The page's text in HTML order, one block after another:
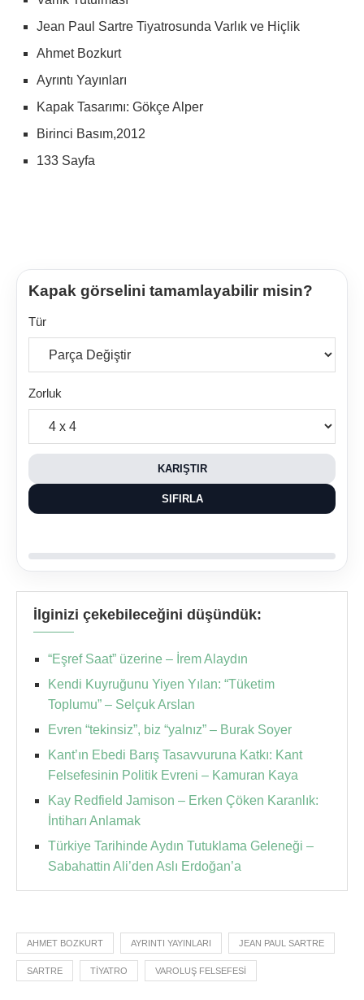
Jean Paul Sartre Tiyatrosunda Varlık ve Hiçlik
Ahmet Bozkurt
Ayrıntı Yayınları
Kapak Tasarımı: Gökçe Alper
Birinci Basım,2012
133 Sayfa
Kapak görselini tamamlayabilir misin?
Tür
Zorluk
KARIŞTIR
SIFIRLA
İlginizi çekebileceğini düşündük:
“Eşref Saat” üzerine – İrem Alaydın
Kendi Kuyruğunu Yiyen Yılan: “Tüketim
Toplumu” – Selçuk Arslan
Evren “tekinsiz”, biz “yalnız” – Burak Soyer
Kant’ın Ebedi Barış Tasavvuruna Katkı: Kant
Felsefesinin Politik Evreni – Kamuran Kaya
Kay Redfield Jamison – Erken Çöken Karanlık:
İntiharı Anlamak
Türkiye Tarihinde Aydın Tutuklama Geleneği –
Sabahattin Ali’den Aslı Erdoğan’a
AHMET BOZKURT AYRINTI YAYINLARI JEAN PAUL SARTRE
SARTRE TIYATRO VAROLUŞ FELSEFESI